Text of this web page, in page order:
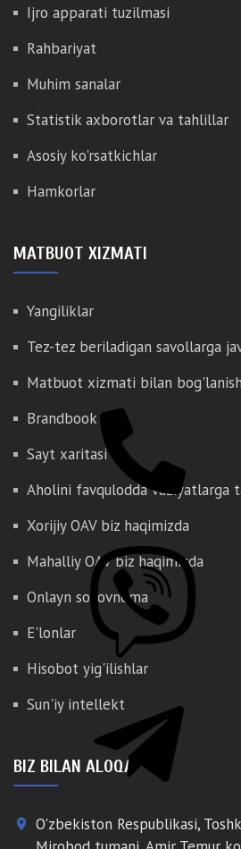
Ijro apparati tuzilmasi
Rahbariyat
Muhim sanalar
Statistik axborotlar va tahlillar
Asosiy ko'rsatkichlar
Hamkorlar
MATBUOT XIZMATI
Yangiliklar
Tez-tez beriladigan savollarga
Matbuot xizmati bilan bog'lanish
Brandbook
Sayt xaritasi
Aholini favqulodda vaziyatlarga
Xorijiy OAV biz haqimizda
Mahalliy OAV biz haqimizda
Onlayn so'rovnoma
E'lonlar
Hisobot yig'ilishlar
Sun'iy intellekt
BIZ BILAN ALOQA
place O'zbekiston Respublikasi,